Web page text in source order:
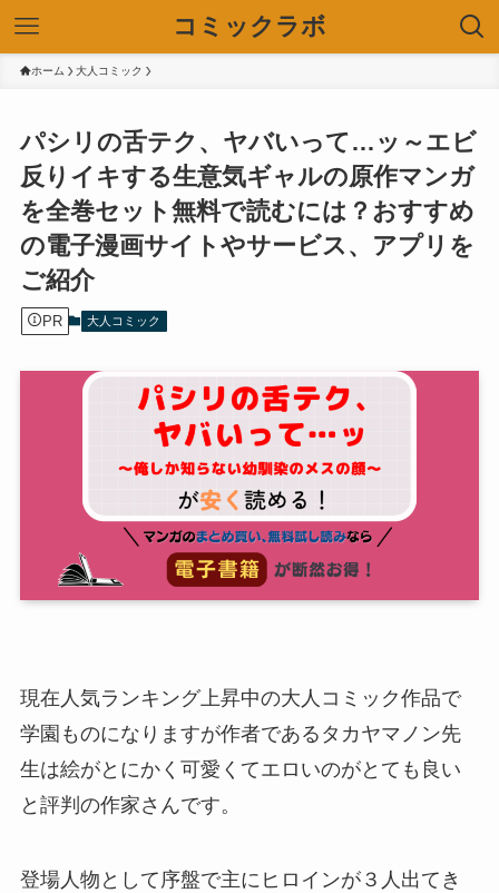
コミックラボ
ホーム 大人コミック
パシリの舌テク、ヤバいって…ッ～エビ
反りイキする生意気ギャルの原作マンガ
を全巻セット無料で読むには？おすすめ
の電子漫画サイトやサービス、アプリを
ご紹介
PR 大人コミック
現在人気ランキング上昇中の大人コミック作品で
学園ものになりますが作者であるタカヤマノン先
生は絵がとにかく可愛くてエロいのがとても良い
と評判の作家さんです。
登場人物として序盤で主にヒロインが３人出てき